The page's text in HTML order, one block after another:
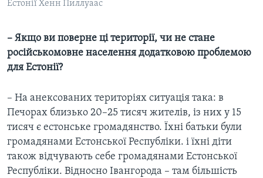
Естонії Хенн Пиллуаас
– Якщо ви поверне ці території, чи не стане
російськомовне населення додатковою проблемою
для Естонії?
– На анексованих територіях ситуація така: в
Печорах близько 20–25 тисяч жителів, із них у 15
тисяч є естонське громадянство. Їхні батьки були
громадянами Естонської Республіки. і їхні діти
також відчувають себе громадянами Естонської
Республіки. Відносно Івангорода – там більшість